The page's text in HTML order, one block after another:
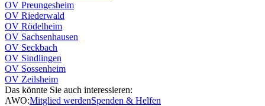
OV Preungesheim
OV Riederwald
OV Rödelheim
OV Sachsenhausen
OV Seckbach
OV Sindlingen
OV Sossenheim
OV Zeilsheim
Das könnte Sie auch interessieren:
AWO:Mitglied werdenSpenden & Helfen